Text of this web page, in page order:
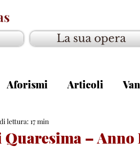
La sua opera
Aforismi Articoli
C
– Anno
lettura: 17 min